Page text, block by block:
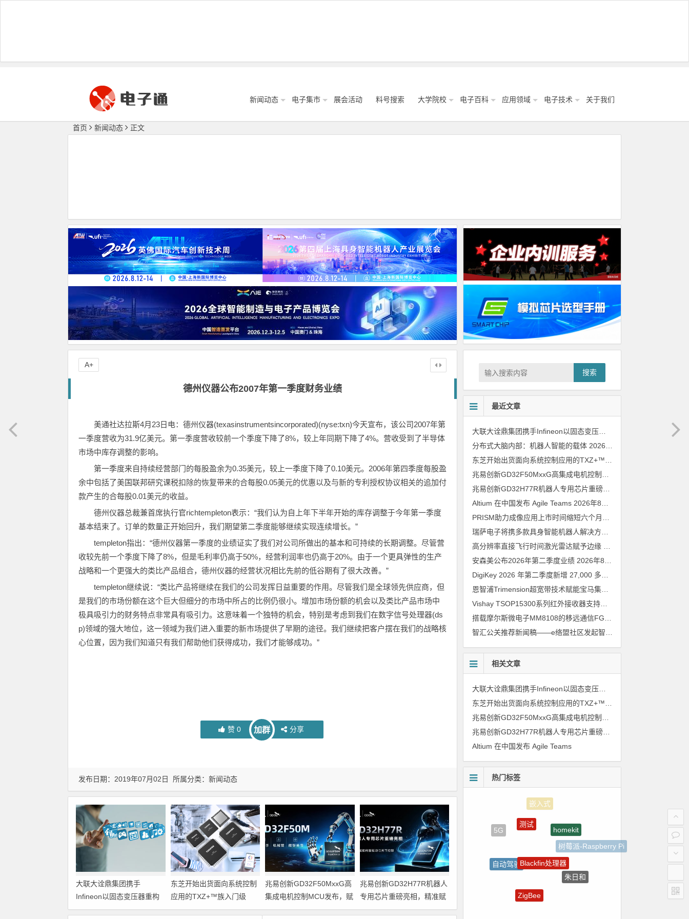
新闻动态 电子集市 展会活动 料号搜索 大学院校 电子百科 应用领域 电子技术 关于我们
首页 新闻动态 正文
德州仪器公布2007年第一季度财务业绩
美通社达拉斯4月23日电：德州仪器(texasinstrumentsincorporated)(nyse:txn)今天宣布，该公司2007年第
一季度营收为31.9亿美元。第一季度营收较前一个季度下降了8%，较上年同期下降了4%。营收受到了半导体
市场中库存调整的影响。
第一季度来自持续经营部门的每股盈余为0.35美元，较上一季度下降了0.10美元。2006年第四季度每股盈
余中包括了美国联邦研究课税扣除的恢复带来的合每股0.05美元的优惠以及与新的专利授权协议相关的追加付
款产生的合每股0.01美元的收益。
德州仪器总裁兼首席执行官richtempleton表示：“我们认为自上年下半年开始的库存调整于今年第一季度
基本结束了。订单的数量正开始回升，我们期望第二季度能够继续实现连续增长。”
templeton指出：“德州仪器第一季度的业绩证实了我们对公司所做出的基本和可持续的长期调整。尽管营
收较先前一个季度下降了8%，但是毛利率仍高于50%，经营利润率也仍高于20%。由于一个更具弹性的生产
战略和一个更强大的类比产品组合，德州仪器的经营状况相比先前的低谷期有了很大改善。”
templeton继续说：“类比产品将继续在我们的公司发挥日益重要的作用。尽管我们是全球领先供应商，但
是我们的市场份额在这个巨大但细分的市场中所占的比例仍很小。增加市场份额的机会以及类比产品市场中
极具吸引力的财务特点非常具有吸引力。这意味着一个独特的机会，特别是考虑到我们在数字信号处理器(ds
p)领域的强大地位，这一领域为我们进入重要的新市场提供了早期的途径。我们继续把客户摆在我们的战略核
心位置，因为我们知道只有我们帮助他们获得成功，我们才能够成功。”
赞0 加群 分享
A+
发布日期：2019年07月02日 所属分类： 新闻动态
大联大诠鼎集团携手
Infineon以固态变压器重构
配电效率新标杆
东芝开始出货面向系统控制
应用的TXZ+™族入门级
M4V组（搭载Arm
兆易创新GD32F50MxxG高
集成电机控制MCU发布，赋
能人形机器人关节驱动革新
兆易创新GD32H77R机器人
专用芯片重磅亮相，精准赋
能伺服驱动与关节控制
搜索
最近文章
大联大诠鼎集团携手Infineon以固态变压器重构配电效率新标杆
分布式大脑内部：机器人智能的载体 2026年8月6日
兆易创新GD32H77R机器人专用芯片重磅亮相，精准赋能伺服驱动与关节控制
Altium 在中国发布 Agile Teams 2026年8月6日
安森美公布2026年第二季度业绩 2026年8月6日
恩智浦Trimension超宽带技术赋能宝马集团Digital Key Plus及生命体存在检测功能
Vishay TSOP15300系列红外接收器支持所有主流遥控代码
相关文章
大联大诠鼎集团携手Infineon以固态变压器重构配电效率新标杆
兆易创新GD32H77R机器人专用芯片重磅亮相，精准赋能伺服驱动与关节控制
Altium 在中国发布 Agile Teams
热门标签
5G
树莓派-Raspberry Pi
自动驾驶
Blackfin处理器
朱日和
ZigBee